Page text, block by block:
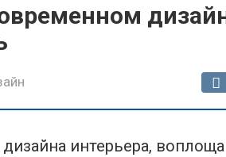
интерьера,